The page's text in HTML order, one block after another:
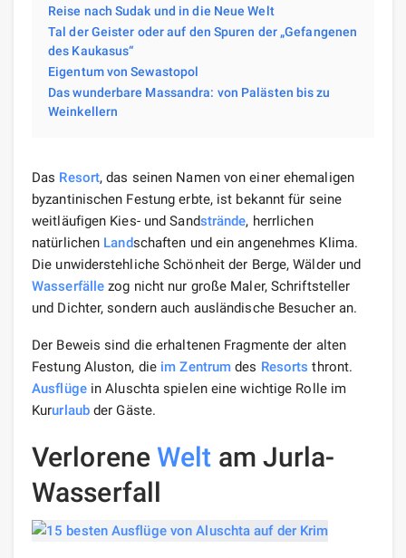
Reise nach Sudak und in die Neue Welt
Tal der Geister oder auf den Spuren der „Gefangenen
des Kaukasus“
Eigentum von Sewastopol
Das wunderbare Massandra: von Palästen bis zu
Weinkellern
Das Resort, das seinen Namen von einer ehemaligen
byzantinischen Festung erbte, ist bekannt für seine
weitläufigen Kies- und Sandstrände, herrlichen
natürlichen Landschaften und ein angenehmes Klima.
Die unwiderstehliche Schönheit der Berge, Wälder und
Wasserfälle zog nicht nur große Maler, Schriftsteller
und Dichter, sondern auch ausländische Besucher an.
Der Beweis sind die erhaltenen Fragmente der alten
Festung Aluston, die im Zentrum des Resorts thront.
Ausflügein Aluschta spielen eine wichtige Rolle im
Kururlaubder Gäste.
Verlorene Welt am Jurla-
Wasserfall